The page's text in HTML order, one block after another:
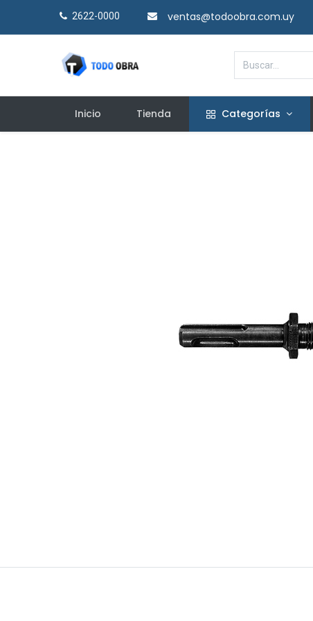
2622-0000​ ventas@todoobra.com.uy
Inicio Tienda Categorías